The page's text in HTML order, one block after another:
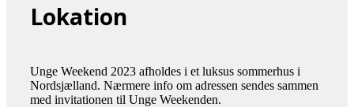
Lokation
Unge Weekend 2023 afholdes i et luksus sommerhus i
Nordsjælland. Nærmere info om adressen sendes sammen
med invitationen til Unge Weekenden.